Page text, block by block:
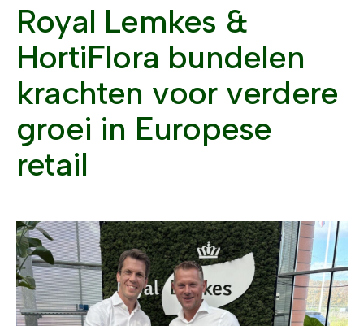
Royal Lemkes &
HortiFlora bundelen
krachten voor verdere
groei in Europese
retail